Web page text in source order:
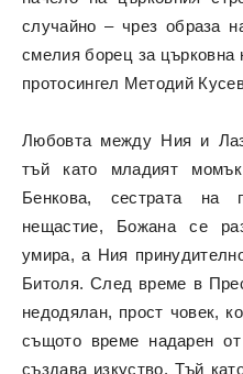
случайно – чрез образа
смелия борец за църковна
протосингел Методий
Любовта между Ния и
тъй като младият
Бенкова, сестрата
нещастие, Божана се
умира, а Ния
Битоля. След време в
недодялан, прост човек,
същото време надарен
създава изкуство. Тъй